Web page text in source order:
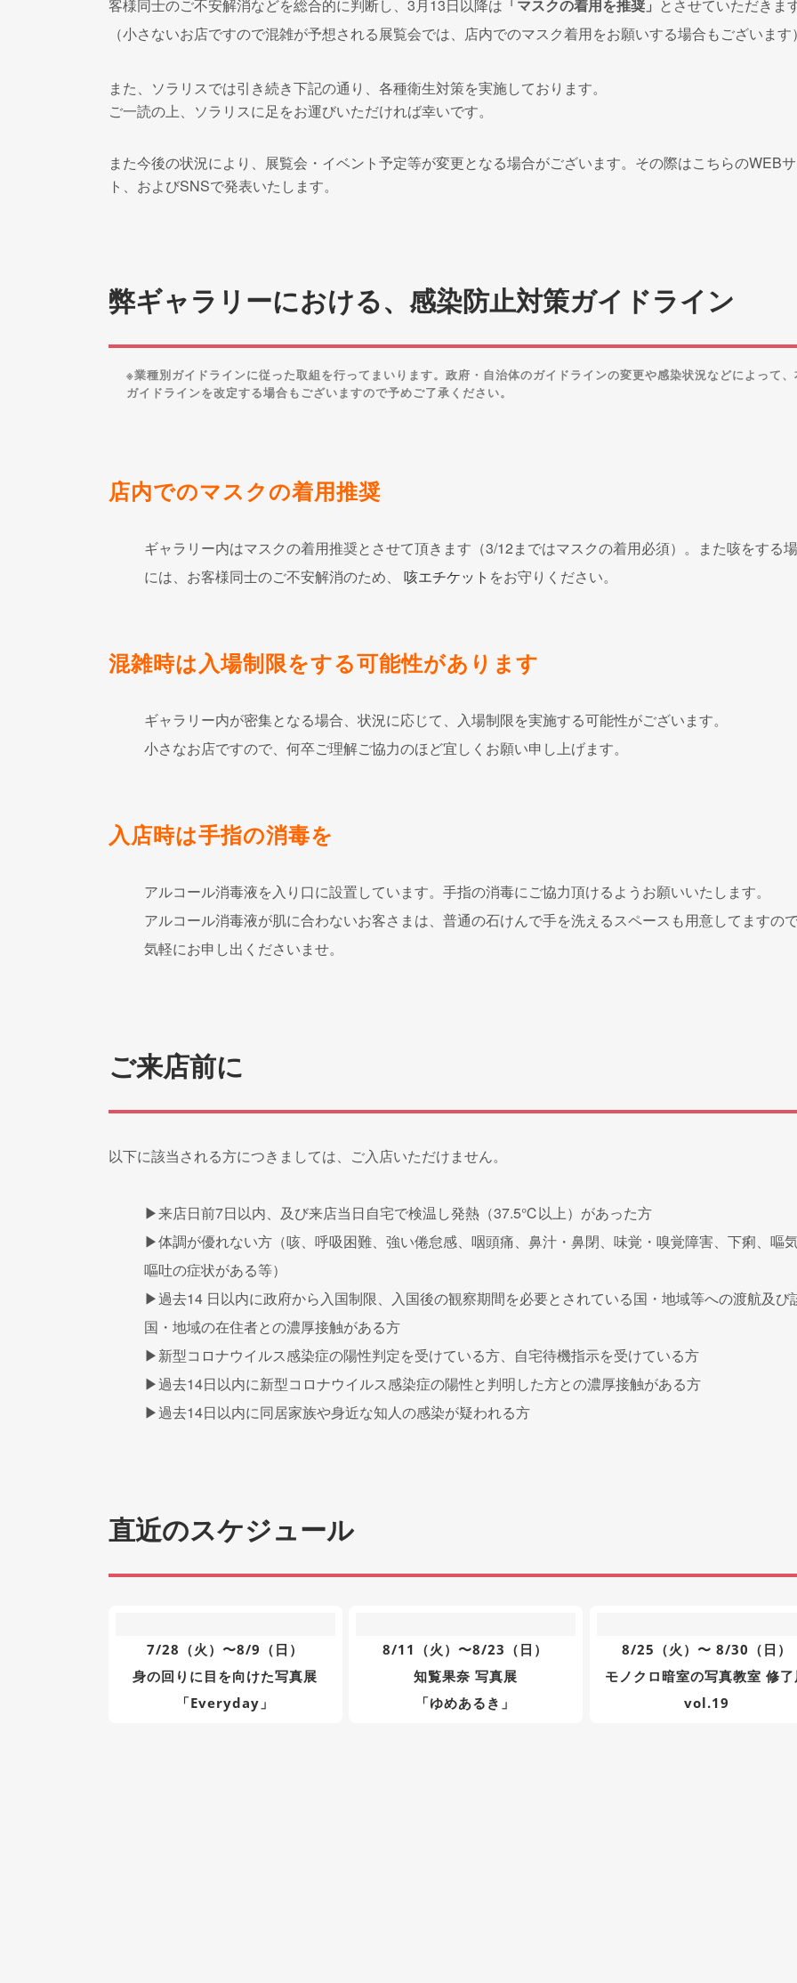
客様同士のご不安解消などを総合的に判断し、3月13日以降は 「マスクの着用を推奨」 とさせていただきま
（小さないお店ですので混雑が予想される展覧会では、店内でのマスク着用をお願いする場合もございます
また、ソラリスでは引き続き下記の通り、各種衛生対策を実施しております。
ご一読の上、ソラリスに足をお運びいただければ幸いです。
また今後の状況により、展覧会・イベント予定等が変更となる場合がございます。その際はこちらのWEB
ト、およびSNSで発表いたします。
弊ギャラリーにおける、感染防止対策ガイドライン
※業種別ガイドラインに従った取組を行ってまいります。政府・自治体のガイドラインの変更や感染状況などによって
ガイドラインを改定する場合もございますので予めご了承ください。
店内でのマスクの着用推奨
ギャラリー内はマスクの着用推奨とさせて頂きます（3/12まではマスクの着用必須）。また咳をする
には、お客様同士のご不安解消のため、 咳エチケット をお守りください。
混雑時は入場制限をする可能性があります
ギャラリー内が密集となる場合、状況に応じて、入場制限を実施する可能性がございます。
小さなお店ですので、何卒ご理解ご協力のほど宜しくお願い申し上げます。
入店時は手指の消毒を
アルコール消毒液を入り口に設置しています。手指の消毒にご協力頂けるようお願いいたします。
アルコール消毒液が肌に合わないお客さまは、普通の石けんで手を洗えるスペースも用意してますの
気軽にお申し出くださいませ。
ご来店前に
以下に該当される方につきましては、ご入店いただけません。
▶︎来店日前7日以内、及び来店当日自宅で検温し発熱（37.5℃以上）があった方
▶︎体調が優れない方（咳、呼吸困難、強い倦怠感、咽頭痛、⿐汁・⿐閉、味覚・嗅覚障害、下痢、嘔
嘔吐の症状がある等）
▶︎過去14 日以内に政府から入国制限、入国後の観察期間を必要とされている国・地域等への渡航及び
国・地域の在住者との濃厚接触がある方
▶︎新型コロナウイルス感染症の陽性判定を受けている方、自宅待機指示を受けている方
▶︎過去14日以内に新型コロナウイルス感染症の陽性と判明した方との濃厚接触がある方
▶︎過去14日以内に同居家族や身近な知人の感染が疑われる方
直近のスケジュール
7/28（火）〜8/9（日）
身の回りに目を向けた写真展
「Everyday」
8/11（火）〜8/23（日）
知覧果奈 写真展
「ゆめあるき」
8/25（火）〜 8/30（日）
モノクロ暗室の写真教室 修
vol.19